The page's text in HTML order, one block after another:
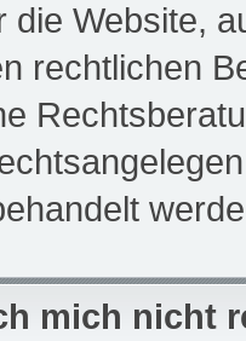
die Website,
rechtlichen
mich nicht